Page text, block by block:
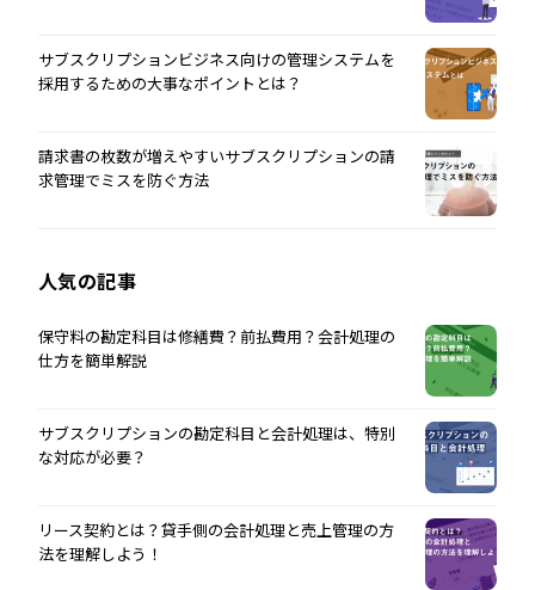
サブスクリプションビジネス向けの管理システムを
採用するための大事なポイントとは？
請求書の枚数が増えやすいサブスクリプションの請
求管理でミスを防ぐ方法
人気の記事
保守料の勘定科目は修繕費？前払費用？会計処理の
仕方を簡単解説
サブスクリプションの勘定科目と会計処理は、特別
な対応が必要？
リース契約とは？貸手側の会計処理と売上管理の方
法を理解しよう！